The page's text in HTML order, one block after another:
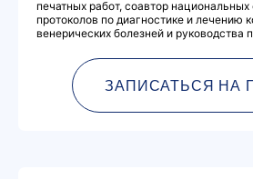
печатных работ, соавтор национальных
протоколов по диагностике и лечению
венерических болезней и
ЗАПИСАТЬСЯ НА